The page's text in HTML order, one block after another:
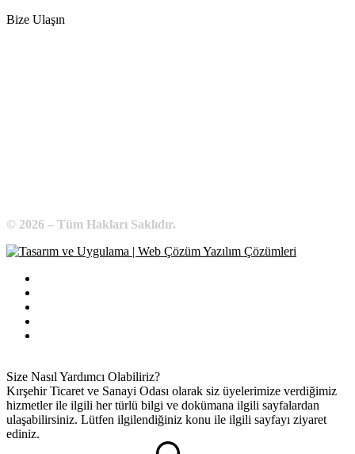
Bize Ulaşın
© 2026 – Tüm Hakları Saklıdır.
Size Nasıl Yardımcı Olabiliriz?
Kırşehir Ticaret ve Sanayi Odası olarak siz üyelerimize verdiğimiz
hizmetler ile ilgili her türlü bilgi ve dokümana ilgili sayfalardan
ulaşabilirsiniz. Lütfen ilgilendiğiniz konu ile ilgili sayfayı ziyaret
ediniz.